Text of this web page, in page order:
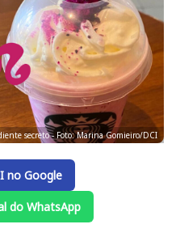
secreto - Foto: Marina Gomieiro/DCI
no Google
do WhatsApp